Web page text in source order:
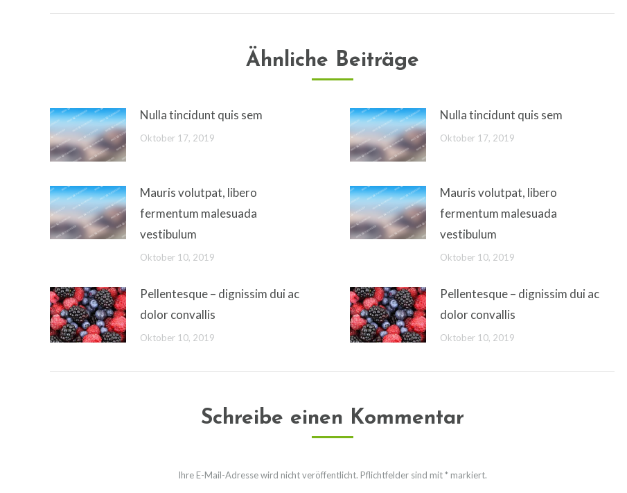
Ähnliche Beiträge
Nulla tincidunt quis sem
Oktober 17, 2019
Nulla tincidunt quis sem
Oktober 17, 2019
Mauris volutpat, libero
fermentum malesuada
vestibulum
Oktober 10, 2019
Mauris volutpat, libero
fermentum malesuada
vestibulum
Oktober 10, 2019
Pellentesque – dignissim dui ac
dolor convallis
Oktober 10, 2019
Pellentesque – dignissim dui ac
dolor convallis
Oktober 10, 2019
Schreibe einen Kommentar
Ihre E-Mail-Adresse wird nicht veröffentlicht. Pflichtfelder sind mit*markiert.